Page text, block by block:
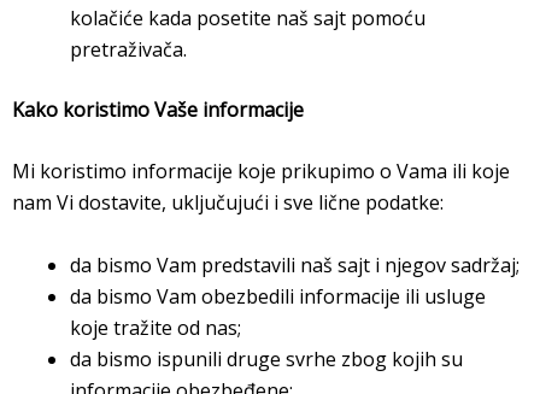
kolačiće kada posetite naš sajt pomoću
pretraživača.
Kako koristimo Vaše informacije
Mi koristimo informacije koje prikupimo o Vama ili koje
nam Vi dostavite, uključujući i sve lične podatke:
da bismo Vam predstavili naš sajt i njegov sadržaj;
da bismo Vam obezbedili informacije ili usluge
koje tražite od nas;
da bismo ispunili druge svrhe zbog kojih su